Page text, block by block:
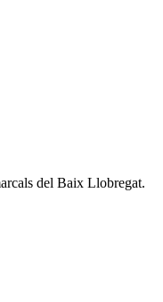
del Baix Llobregat.